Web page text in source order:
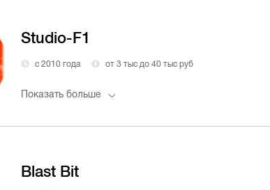
Studio-F1
с 2010 года от 3 тыс до 40 тыс руб
Показать больше
Blast Bit